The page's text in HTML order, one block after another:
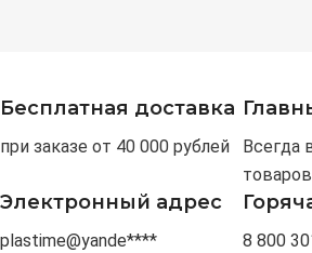
Бесплатная доставка
при заказе от 40 000 рублей
Всегда
товаров
Электронный адрес
plastime@yande**** 8 800